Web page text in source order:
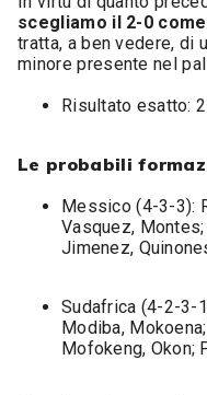
scegliamo il 2-0
tratta, a ben vedere, di
minore presente nel
Risultato esatto:
Le probabili
Messico (4-3-3):
Vasquez,
Jimenez,
Sudafrica (4-2-3-
Modiba,
Mofokeng, Okon;